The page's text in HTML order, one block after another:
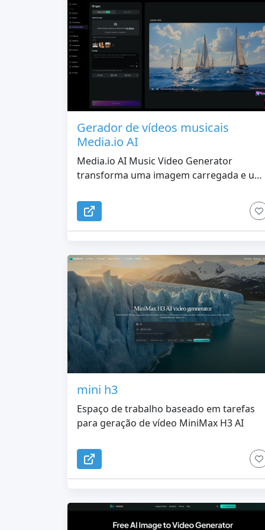
Gerador de vídeos musicais
Media.io AI
Media.io AI Music Video Generator
transforma uma imagem carregada e um
cinematográfico com recursos visuais de
IA, fluxo musical e transições.
mini h3
Espaço de trabalho baseado em tarefas
para geração de vídeo MiniMax H3 AI